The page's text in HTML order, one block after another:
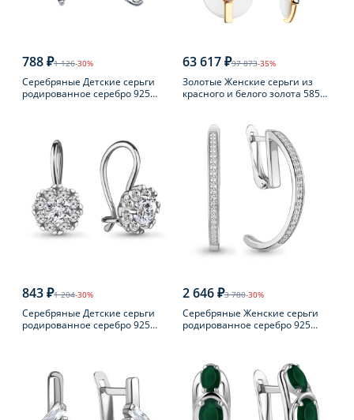
788 ₽1 126-30%
Серебряные Детские серьги
родированное серебро 925
63 617 ₽97 873-35%
Золотые Женские серьги из
красного и белого золота 585
843 ₽1 204-30%
Серебряные Детские серьги
родированное серебро 925
2 646 ₽3 780-30%
Серебряные Женские серьги
родированное серебро 925